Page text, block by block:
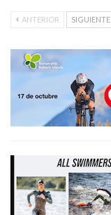
ANTERIOR SIGUIENTE